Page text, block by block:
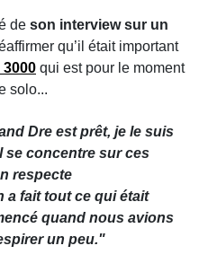
de son interview sur un
qu’il était important
qui est pour le moment
solo...
Dre est prêt, je le suis
se concentre sur ces
respecte
a fait tout ce qui était
quand nous avions
un peu."